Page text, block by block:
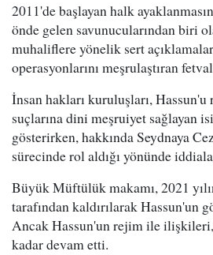
2011'de başlayan halk
önde gelen savunucularından biri
muhaliflere yönelik sert
operasyonlarını meşrulaştıran
İnsan hakları kuruluşları,
suçlarına dini meşruiyet sağlayan
gösterirken, hakkında Seydnaya
sürecinde rol aldığı yönünde
Büyük Müftülük makamı, 2021
tarafından kaldırılarak Hassun'un
Ancak Hassun'un rejim ile
kadar devam etti.